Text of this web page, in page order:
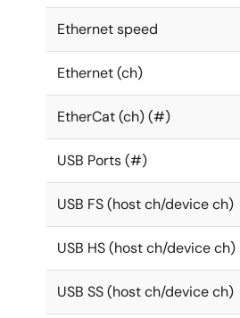
Ethernet speed
Ethernet (ch)
EtherCat (ch) (#)
USB Ports (#)
USB FS (host ch/device ch)
USB HS (host ch/device ch)
USB SS (host ch/device ch)